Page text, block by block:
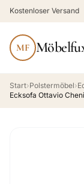
Kostenloser Versand
MF
Start›Polstermöbel›
Ecksofa Ottavio